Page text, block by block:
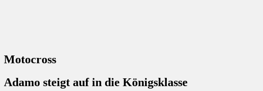
Motocross
Adamo steigt auf in die Königsklasse